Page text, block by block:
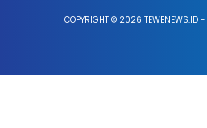
COPYRIGHT © 2026 TEWENEWS.ID -